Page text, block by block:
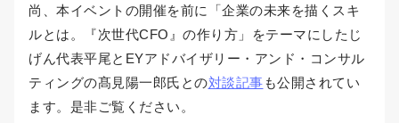
尚、本イベントの開催を前に「企業の未来を描くスキ
ルとは。『次世代CFO』の作り方」をテーマにしたじ
げん代表平尾とEYアドバイザリー・アンド・コンサル
ティングの髙見陽一郎氏との対談記事 も公開されてい
ます。是非ご覧ください。